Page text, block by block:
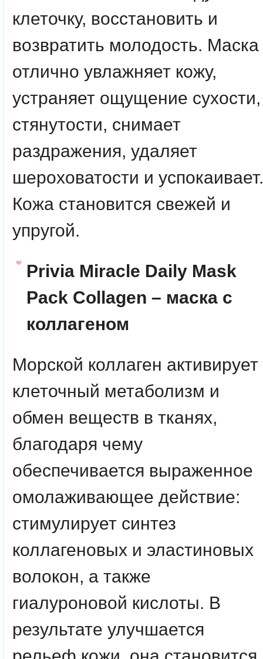
клеточку, восстановить и
возвратить молодость. Маска
отлично увлажняет кожу,
устраняет ощущение сухости,
стянутости, снимает
раздражения, удаляет
шероховатости и успокаивает.
Кожа становится свежей и
упругой.
Privia Miracle Daily Mask
Pack Collagen – маска с
коллагеном
Морской коллаген активирует
клеточный метаболизм и
обмен веществ в тканях,
благодаря чему
обеспечивается выраженное
омолаживающее действие:
стимулирует синтез
коллагеновых и эластиновых
волокон, а также
гиалуроновой кислоты. В
результате улучшается